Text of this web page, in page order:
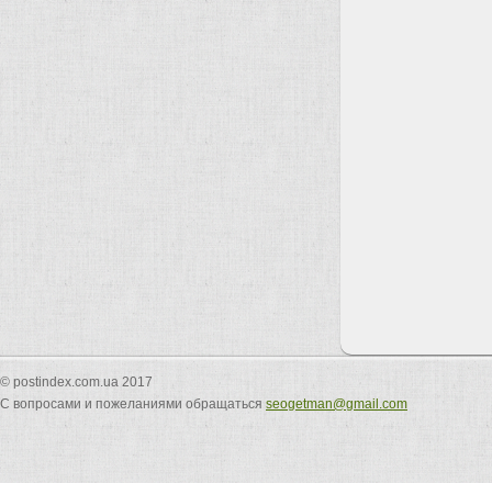
© postindex.com.ua 2017
С вопросами и пожеланиями обращаться seogetman@gmail.com